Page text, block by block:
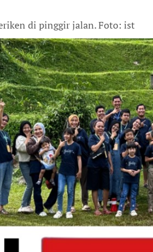
di pinggir jalan. Foto: ist